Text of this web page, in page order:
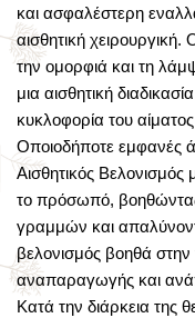
και ασφαλέστερη
αισθητική
την ομορφιά και τη
μια αισθητική
κυκλοφορία του
Οποιοδήποτε εμφανές
Αισθητικός
το πρόσωπό,
γραμμών και
βελονισμός βοηθά
αναπαραγωγής και
Κατά την διάρκεια της